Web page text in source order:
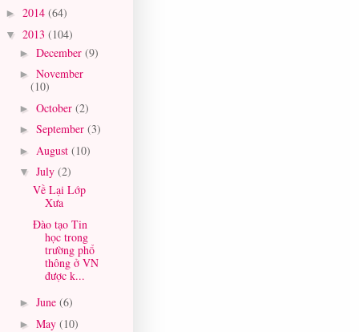
► 2014 (64)
▼ 2013 (104)
► December (9)
► November
(10)
► October (2)
► September (3)
► August (10)
▼ July (2)
Về Lại Lớp
Xưa
Đào tạo Tin
học trong
trường phổ
thông ở VN
được k...
► June (6)
► May (10)